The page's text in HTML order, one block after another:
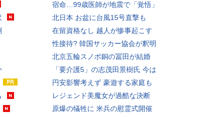
宿命…99歳医師が地震で「覚悟」
北日本 お盆に台風15号直撃も
在留資格なし 越人が惨事起こす
性接待? 韓国サッカー協会が釈明
北京五輪スノボ銅の冨田が結婚
「要介護5」の志茂田景樹氏 今は
円安影響考えず 豪遊する家庭も
レジェンド美魔女が過酷な決断
原爆の犠牲に 米兵の慰霊式開催